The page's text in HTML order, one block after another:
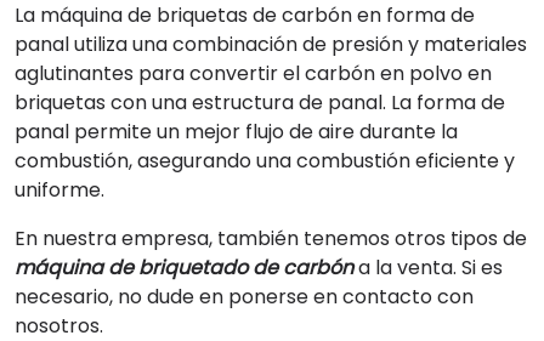
La máquina de briquetas de carbón en forma de
panal utiliza una combinación de presión y materiales
aglutinantes para convertir el carbón en polvo en
briquetas con una estructura de panal. La forma de
panal permite un mejor flujo de aire durante la
combustión, asegurando una combustión eficiente y
uniforme.
En nuestra empresa, también tenemos otros tipos de
máquina de briquetado de carbóna la venta. Si es
necesario, no dude en ponerse en contacto con
nosotros.